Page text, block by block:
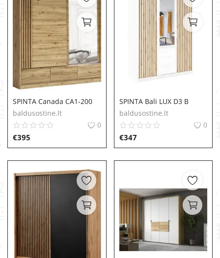
SPINTA Canada CA1-200
baldusostine.lt
0
€395
SPINTA Bali LUX D3 B
baldusostine.lt
0
€347